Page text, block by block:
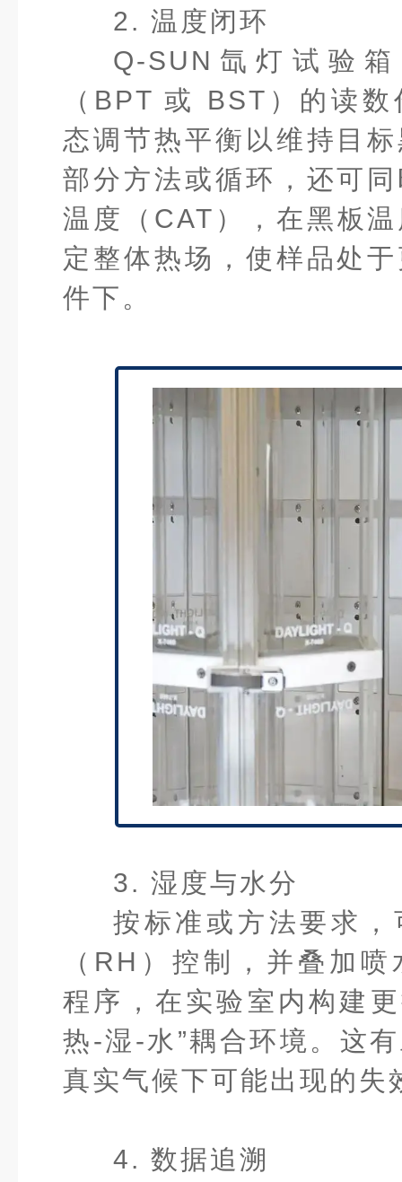
2. 温度闭环
Q-SUN氙灯试验
（BPT 或 BST）的读
态调节热平衡以维持目
部分方法或循环，还可
温度（CAT），在黑板
定整体热场，使样品处
件下。
3. 湿度与水分
按标准或方法要求
（RH）控制，并叠加
程序，在实验室内构建
热-湿-水”耦合环境。这
真实气候下可能出现的失
4. 数据追溯